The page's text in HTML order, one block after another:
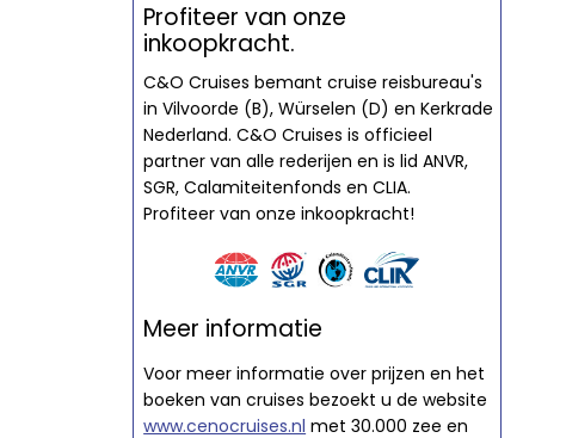
Profiteer van onze
inkoopkracht.
C&O Cruises bemant cruise reisbureau's
in Vilvoorde (B), Würselen (D) en Kerkrade
Nederland. C&O Cruises is officieel
partner van alle rederijen en is lid ANVR,
SGR, Calamiteitenfonds en CLIA.
Profiteer van onze inkoopkracht!
Meer informatie
Voor meer informatie over prijzen en het
boeken van cruises bezoekt u de website
www.cenocruises.nl met 30.000 zee en